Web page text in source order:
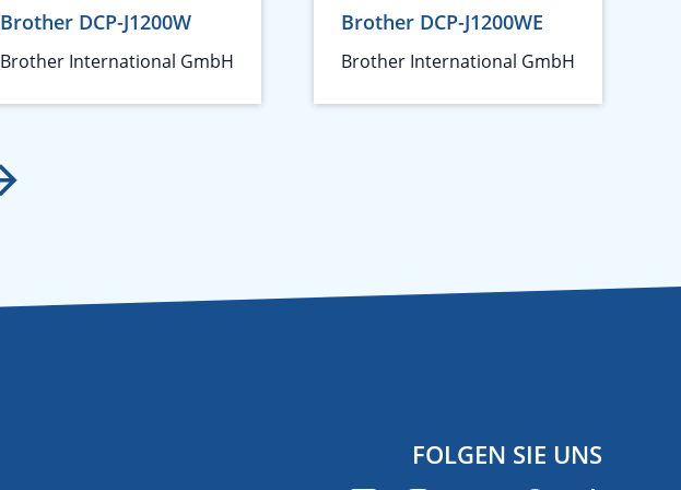
Brother DCP-J1200W
Brother International GmbH
Brother DCP-J1200WE
Brother International GmbH
FOLGEN SIE UNS